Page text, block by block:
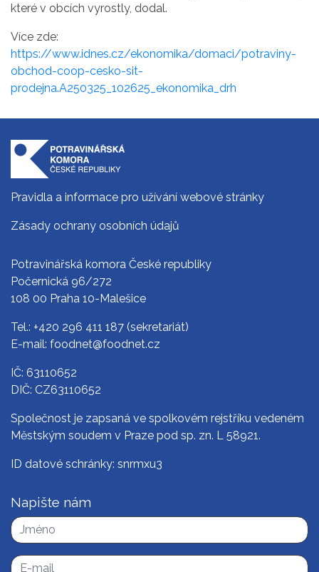
které v obcích vyrostly, dodal.
Více zde:
https://www.idnes.cz/ekonomika/domaci/potraviny-
obchod-coop-cesko-sit-
prodejna.A250325_102625_ekonomika_drh
Pravidla a informace pro užívání webové stránky
Zásady ochrany osobních údajů
Potravinářská komora České republiky
Počernická 96/272
108 00 Praha 10-Malešice
Tel.: +420 296 411 187 (sekretariát)
E-mail: foodnet@foodnet.cz
IČ: 63110652
DIČ: CZ63110652
Společnost je zapsaná ve spolkovém rejstříku vedeném
Městským soudem v Praze pod sp. zn. L 58921.
ID datové schránky: snrmxu3
Napište nám